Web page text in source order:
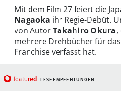
Mit dem Film 27 feiert die
Nagaoka ihr Regie-Debüt.
von AutorTakahiro Okura,
mehrere Drehbücher für
Franchise verfasst hat.
featured LESEEMPFEHLUNGEN